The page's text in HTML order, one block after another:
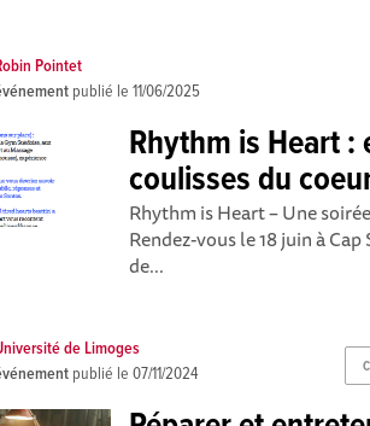
Pointet
publié le11/06/2025
Rhythm is Heart :
coulisses du
Rhythm is Heart – Une
Rendez-vous le 18 juin à
de...
de Limoges
publié le07/11/2024